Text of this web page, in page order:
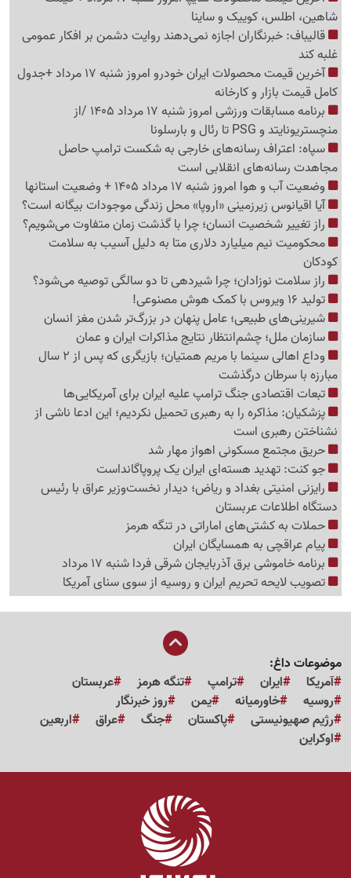
شاهین، اطلس، کوییک و ساینا
قالیباف: خبرنگاران اجازه نمی‌دهند روایت دشمن بر افکار عمومی
غلبه کند
آخرین قیمت محصولات ایران خودرو امروز شنبه 17 مرداد +جدول
کامل قیمت بازار و کارخانه
برنامه مسابقات ورزشی امروز شنبه 17 مرداد 1405 /از
منچستریونایتد و PSG تا رئال و بارسلونا
سپاه: اعتراف رسانه‌های خارجی به شکست ترامپ حاصل
مجاهدت رسانه‌های انقلابی است
وضعیت آب و هوا امروز شنبه 17 مرداد 1405 + وضعیت استانها
آیا اقیانوس زیرزمینی «اروپا» محل زندگی موجودات بیگانه است؟
راز تغییر شخصیت انسان؛ چرا با گذشت زمان متفاوت می‌شویم؟
محکومیت نیم میلیارد دلاری متا به دلیل آسیب به سلامت
کودکان
راز سلامت نوزادان؛ چرا شیردهی تا دو سالگی توصیه می‌شود؟
تولید 16 ویروس با کمک هوش مصنوعی!
شیرینی‌های طبیعی؛ عامل پنهان در بزرگ‌تر شدن مغز انسان
سازمان ملل؛ چشم‌انتظار نتایج مذاکرات ایران و عمان
وداع اهالی سینما با مریم همتیان؛ بازیگری که پس از 2 سال
مبارزه با سرطان درگذشت
تبعات اقتصادی جنگ ترامپ علیه ایران برای آمریکایی‌ها
پزشکیان: مذاکره را به رهبری تحمیل نکردیم؛ این ادعا ناشی از
نشناختن رهبری است
حریق مجتمع مسکونی اهواز مهار شد
جو کنت: تهدید هسته‌ای ایران یک پروپاگانداست
رایزنی امنیتی بغداد و ریاض؛ دیدار نخست‌وزیر عراق با رئیس
دستگاه اطلاعات عربستان
حملات به کشتی‌های اماراتی در تنگه هرمز
پیام عراقچی به همسایگان ایران
برنامه خاموشی برق آذربایجان شرقی فردا شنبه 17 مرداد
تصویب لایحه تحریم ایران و روسیه از سوی سنای آمریکا
موضوعات داغ:
آمریکا
ایران ترامپ تنگه هرمز
عربستان
روسیه
خاورمیانه یمن
روز خبرنگار
رژیم صهیونیستی
پاکستان جنگ عراق
اربعین
اوکراین